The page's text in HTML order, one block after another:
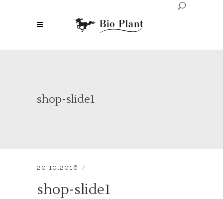
shop-slide1
20.10.2016
shop-slide1